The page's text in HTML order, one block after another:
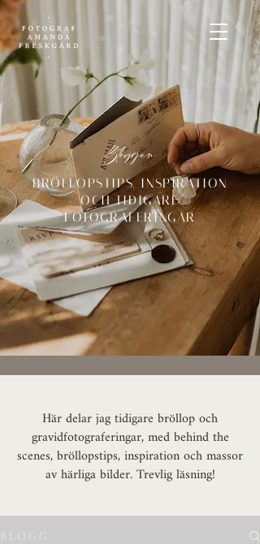
Bloggen
BRÖLLOPSTIPS, INSPIRATION
OCH TIDIGARE
FOTOGRAFERINGAR
Här delar jag tidigare bröllop och
gravidfotograferingar, med behind the
scenes, bröllopstips, inspiration och massor
av härliga bilder. Trevlig läsning!
B L O G G